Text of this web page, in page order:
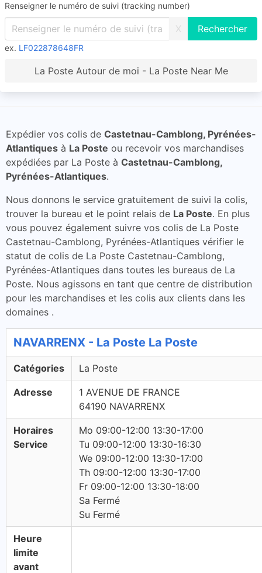
Renseigner le numéro de suivi (tracking number)
X
ex. LF022878648FR
La Poste Autour de moi - La Poste Near Me
Expédier vos colis de Castetnau-Camblong, Pyrénées-
Atlantiques à La Poste ou recevoir vos marchandises
expédiées par La Poste à Castetnau-Camblong,
Pyrénées-Atlantiques.
Nous donnons le service gratuitement de suivi la colis,
trouver la bureau et le point relais de La Poste. En plus
vous pouvez également suivre vos colis de La Poste
Castetnau-Camblong, Pyrénées-Atlantiques vérifier le
statut de colis de La Poste Castetnau-Camblong,
Pyrénées-Atlantiques dans toutes les bureaus de La
Poste. Nous agissons en tant que centre de distribution
pour les marchandises et les colis aux clients dans les
domaines .
NAVARRENX - La Poste La Poste
Catégories La Poste
Adresse
1 AVENUE DE FRANCE
64190 NAVARRENX
Horaires
Service
Mo 09:00-12:00 13:30-17:00
Tu 09:00-12:00 13:30-16:30
We 09:00-12:00 13:30-17:00
Th 09:00-12:00 13:30-17:00
Fr 09:00-12:00 13:30-18:00
Sa Fermé
Su Fermé
Heure
limite
avant